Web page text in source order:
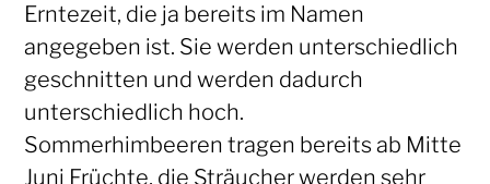
Erntezeit, die ja bereits im Namen
angegeben ist. Sie werden unterschiedlich
geschnitten und werden dadurch
unterschiedlich hoch.
Sommerhimbeeren tragen bereits ab Mitte
Juni Früchte, die Sträucher werden sehr